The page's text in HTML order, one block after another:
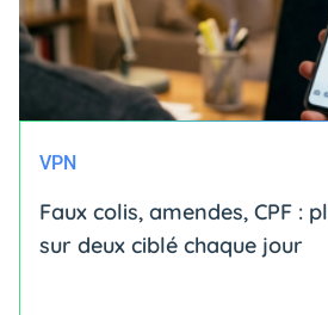
VPN
Faux colis, amendes, CPF :
sur deux ciblé chaque jour